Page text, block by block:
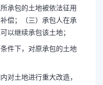
承包的土地被依法征用
偿；（三）承包人在承
以继续承包该土地；
件下，对原承包的土地
对土地进行重大改造，